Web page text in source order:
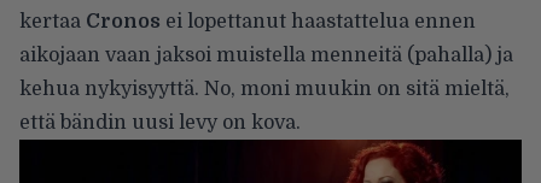
kertaa Cronos ei lopettanut haastattelua ennen
aikojaan vaan jaksoi muistella menneitä (pahalla) ja
kehua nykyisyyttä. No, moni muukin on sitä mieltä,
että bändin uusi levy on kova.